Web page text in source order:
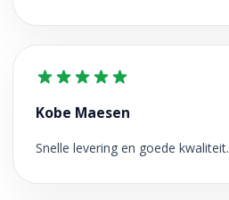
Kobe Maesen
Snelle levering en goede kwaliteit.